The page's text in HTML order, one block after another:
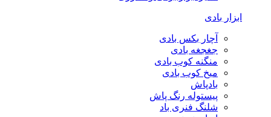
ابزار بادی
آچار بکس بادی
جغجغه بادی
منگنه کوب بادی
میخ کوب بادی
بادپاش
پیستوله رنگ پاش
شلنگ فنری باد